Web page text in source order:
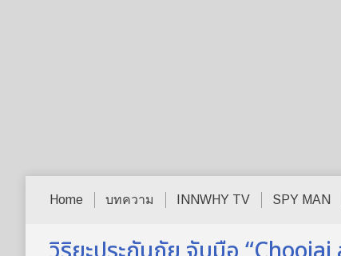
Home บทความ INNWHY TV SPY MAN